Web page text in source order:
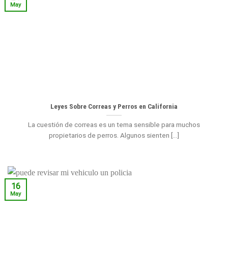
Leyes Sobre Correas y Perros en California
La cuestión de correas es un tema sensible para muchos
propietarios de perros. Algunos sienten [...]
May
16
May